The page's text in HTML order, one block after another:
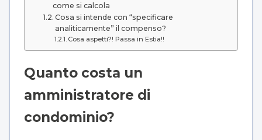
come si calcola
Cosa si intende con “specificare
analiticamente” il compenso?
Cosa aspetti?! Passa in Estia!!
Quanto costa un
amministratore di
condominio?